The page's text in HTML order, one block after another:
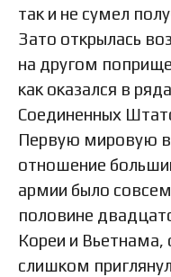
так и не сумел
Зато открылась
на другом
как оказался в
Соединенных
Первую мировую
отношение
армии было
половине
Кореи и Вьетнама,
слишком